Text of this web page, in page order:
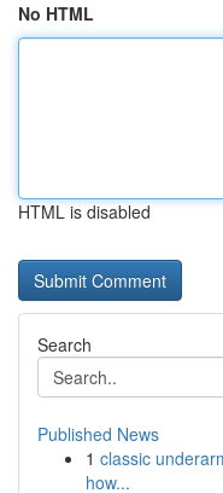
No HTML
HTML is disabled
Search
Published News
1 classic
how...